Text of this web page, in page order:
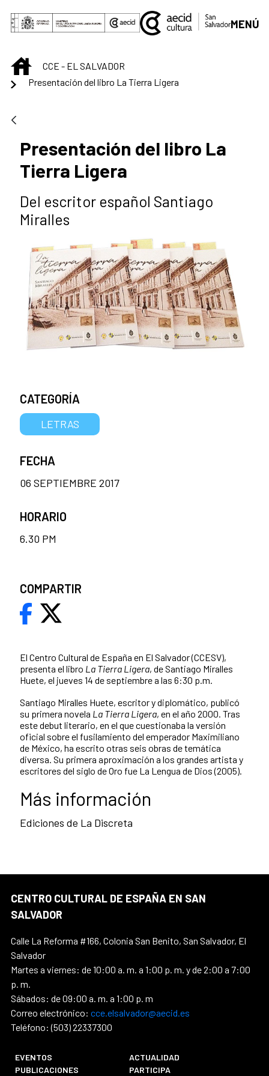
Saltar al contenido principal
MENÚ
INICIOCCE - EL SALVADOR
Presentación del libro La Tierra Ligera
Presentación del libro La
Tierra Ligera
Del escritor español Santiago
Miralles
El Centro Cultural de España en El Salvador (CCESV),
presenta el libro La Tierra Ligera, de Santiago Miralles
Huete, el jueves 14 de septiembre a las 6:30 p.m.
Santiago Miralles Huete, escritor y diplomático, publicó
su primera novela La Tierra Ligera, en el año 2000. Tras
este debut literario, en el que cuestionaba la versión
oficial sobre el fusilamiento del emperador Maximiliano
de México, ha escrito otras seis obras de temática
diversa. Su primera aproximación a los grandes artista y
escritores del siglo de Oro fue La Lengua de Dios (2005).
Más información
Ediciones de La Discreta
CATEGORÍA
LETRAS
FECHA
06 SEPTIEMBRE 2017
HORARIO
6.30 PM
COMPARTIR
CENTRO CULTURAL DE ESPAÑA EN SAN
SALVADOR
Calle La Reforma #166, Colonia San Benito, San Salvador, El
Salvador
Martes a viernes: de 10:00 a. m. a 1:00 p. m. y de 2:00 a 7:00
p. m.
Sábados: de 09:00 a. m. a 1:00 p. m
Correo electrónico: cce.elsalvador@aecid.es
Teléfono: (503) 22337300
EVENTOS
ACTUALIDAD
PUBLICACIONES
PARTICIPA